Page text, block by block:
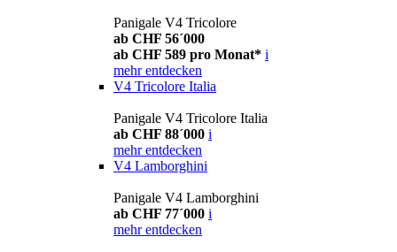
Panigale V4 Tricolore
ab CHF 56´000
ab CHF 589 pro Monat* i
mehr entdecken
V4 Tricolore Italia
Panigale V4 Tricolore Italia
ab CHF 88´000 i
mehr entdecken
V4 Lamborghini
Panigale V4 Lamborghini
ab CHF 77´000 i
mehr entdecken